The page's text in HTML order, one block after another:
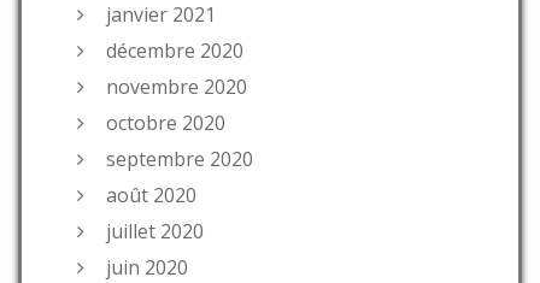
janvier 2021
décembre 2020
novembre 2020
octobre 2020
septembre 2020
août 2020
juillet 2020
juin 2020